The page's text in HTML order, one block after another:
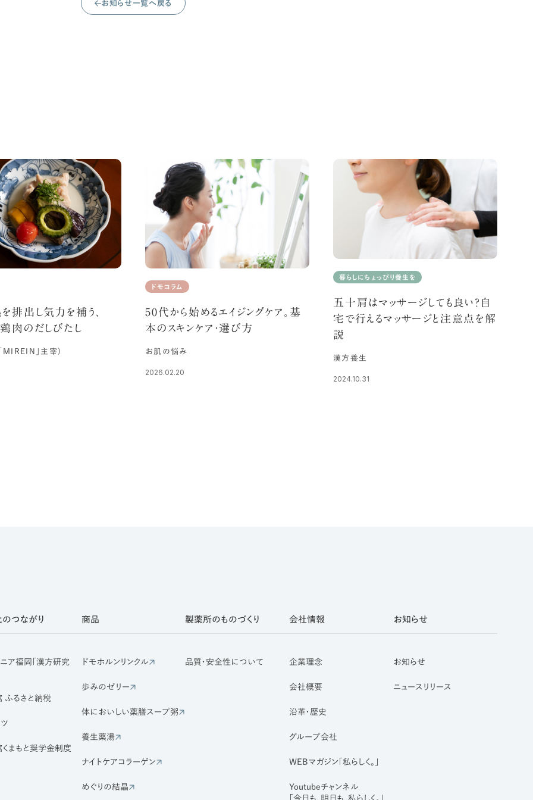
お知らせ一覧へ戻る
排出し気力を補う、
肉のだしびたし
MIREIN」主宰)
ドモコラム
50代から始めるエイジングケア。基
本のスキンケア・選び方
お肌の悩み
2026.02.20
暮らしにちょっぴり養生を
五十肩はマッサージしても良い？自
宅で行えるマッサージと注意点を解
説
漢方養生
2024.10.31
のつながり
ア福岡「漢方研究
ふるさと納税
まもと奨学金制度
商品
ドモホルンリンクル
歩みのゼリー
体においしい薬膳スープ粥
養生薬湯
ナイトケアコラーゲン
めぐりの結晶
製薬所のものづくり
品質・安全性について
会社情報
企業理念
会社概要
沿革・歴史
グループ会社
WEBマガジン「私らしく。」
Youtubeチャンネル
「今日も、明日も、私らしく。」
お知らせ
お知らせ
ニュースリリース